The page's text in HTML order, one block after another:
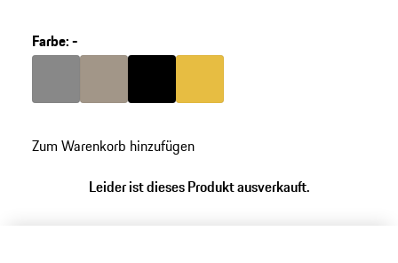
Farbe:-
Zum Warenkorb hinzufügen
Leider ist dieses Produkt ausverkauft.